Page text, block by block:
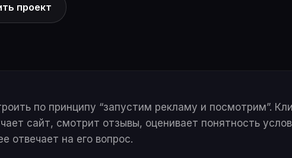
проект
по принципу “запустим рекламу и посмотрим”.
сайт, смотрит отзывы, оценивает понятность
отвечает на его вопрос.